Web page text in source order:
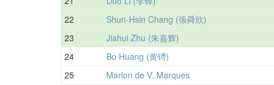
22 Shun-Hsin Chang (張舜欣)
23 Jiahui Zhu (朱嘉辉)
24 Bo Huang (黄镈)
25 Marlon de V. Marques